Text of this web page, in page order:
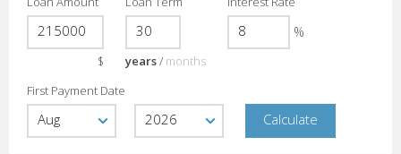
$ years/ months
%
First Payment Date